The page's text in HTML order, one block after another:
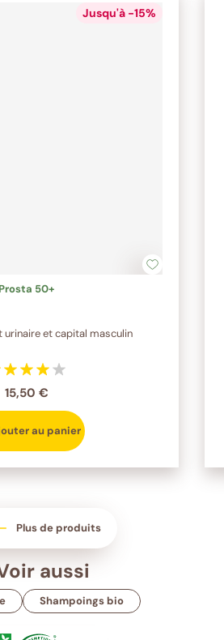
Jusqu'à -15%
Prosta 50+
urinaire et capital masculin
15,50 €
au panier
Plus de produits
aussi
Shampoings bio